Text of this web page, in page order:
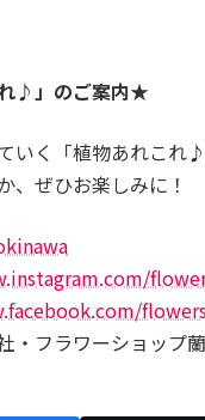
♪」のご案内★
いく「植物あれこれ
、ぜひお楽しみに！
・フラワーショップ